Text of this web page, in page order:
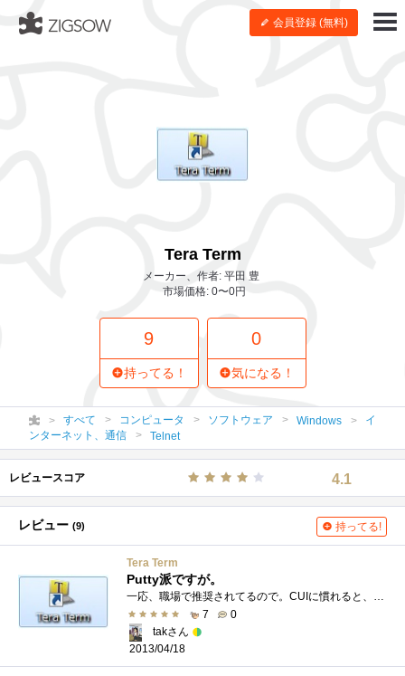
会員登録 (無料)
Tera Term
メーカー、作者: 平田 豊
市場価格: 0〜0円
9
持ってる！
0
気になる！
すべて コンピュータ ソフトウェア Windows
イ
ンターネット、通信
Telnet
レビュースコア 4.1
レビュー (9) 持ってる!
Tera Term
Putty派ですが。
一応、職場で推奨されてるので。CUIに慣れると、GUIがかったるいと感じる。便利ですけど、遅い。階層の深いディレクトリにあるファイルを探す�...
7
0
takさん
2013/04/18